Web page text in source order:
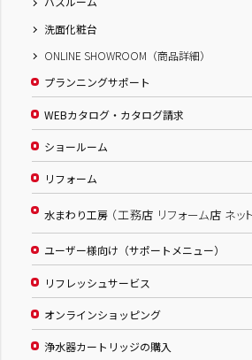
洗面化粧台
ONLINE SHOWROOM（商品詳細）
プランニングサポート
WEBカタログ・カタログ請求
ショールーム
リフォーム
水まわり工房 （工務店 リフォーム店 ネッ
ユーザー様向け（サポートメニュー）
リフレッシュサービス
オンラインショッピング
浄水器カートリッジの購入